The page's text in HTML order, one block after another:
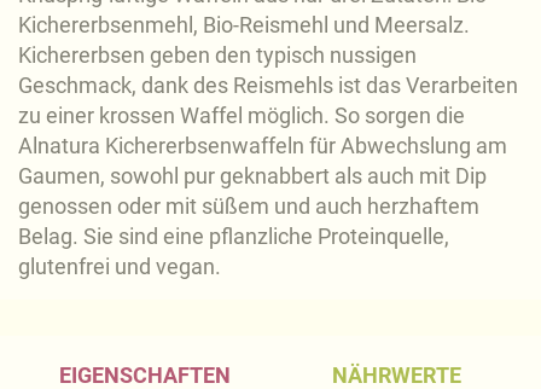
Kichererbsenmehl, Bio-Reismehl und Meersalz.
Kichererbsen geben den typisch nussigen
Geschmack, dank des Reismehls ist das Verarbeiten
zu einer krossen Waffel möglich. So sorgen die
Alnatura Kichererbsenwaffeln für Abwechslung am
Gaumen, sowohl pur geknabbert als auch mit Dip
genossen oder mit süßem und auch herzhaftem
Belag. Sie sind eine pflanzliche Proteinquelle,
glutenfrei und vegan.
EIGENSCHAFTEN NÄHRWERTE